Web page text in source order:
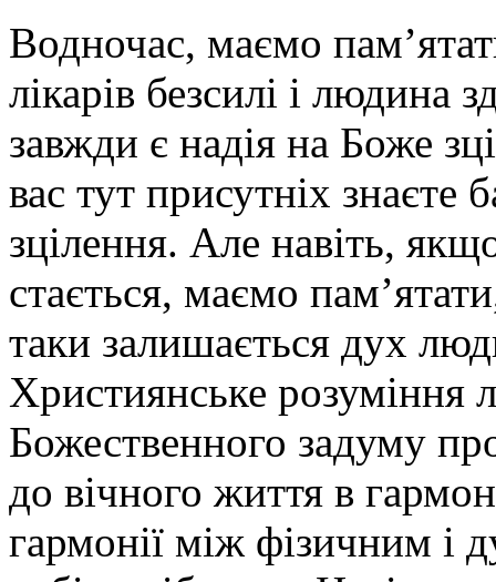
Водночас, маємо
лікарів безсилі і людина
завжди є надія на Боже
вас тут присутніх знаєте
зцілення. Але навіть,
стається, маємо
таки залишається дух
Християнське розуміння
Божественного задуму
до вічного життя в
гармонії між фізичним і